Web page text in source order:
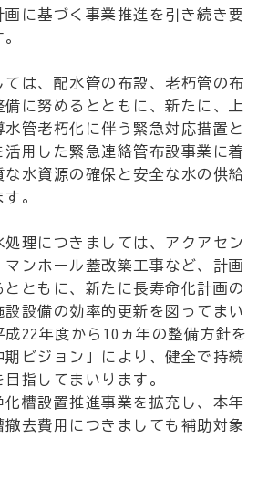
画に基づく事業推進を引き続き要
ては、配水管の布設、老朽管の布
に努めるとともに、新たに、上
管老朽化に伴う緊急対応措置と
活用した緊急連絡管布設事業に着
水資源の確保と安全な水の供給
。
処理につきましては、アクアセン
マンホール蓋改築工事など、計画
とともに、新たに長寿命化計画の
設備の効率的更新を図ってまい
成22年度から10ヵ年の整備方針を
期ビジョン」により、健全で持続
指してまいります。
化槽設置推進事業を拡充し、本年
撤去費用につきましても補助対象